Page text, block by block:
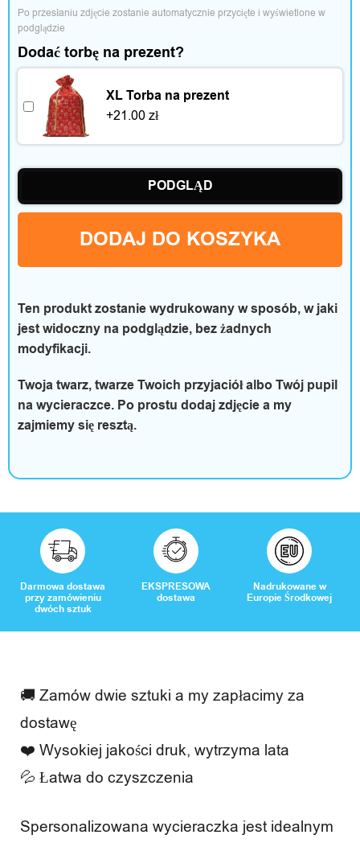
z
a
s
w
o
n
O
p
i
n
e
Po przesłaniu zdjęcie zostanie automatycznie przycięte i wyświetlone w
podglądzie
Dodać torbę na prezent?
XL Torba na prezent
+21.00zł
PODGLĄD
DODAJ DO KOSZYKA
Ten produkt zostanie wydrukowany w sposób, w jaki
jest widoczny na podglądzie, bez żadnych
modyfikacji.
Twoja twarz, twarze Twoich przyjaciół albo Twój pupil
na wycieraczce. Po prostu dodaj zdjęcie a my
zajmiemy się resztą.
Darmowa dostawa
przy zamówieniu
dwóch sztuk
EKSPRESOWA
dostawa
Nadrukowane w
Europie Środkowej
🚚 Zamów dwie sztuki a my zapłacimy za
dostawę
❤️ Wysokiej jakości druk, wytrzyma lata
💦 Łatwa do czyszczenia
Spersonalizowana wycieraczka jest idealnym